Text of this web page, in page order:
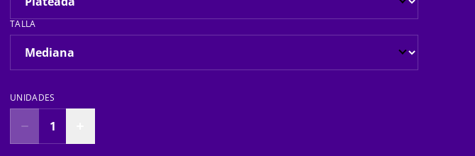
TALLA
UNIDADES